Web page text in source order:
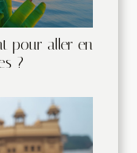
pour aller en
?